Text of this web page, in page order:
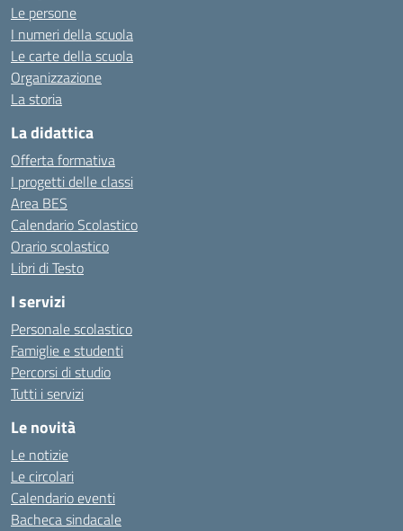
Le persone
I numeri della scuola
Le carte della scuola
Organizzazione
La storia
La didattica
Offerta formativa
I progetti delle classi
Area BES
Calendario Scolastico
Orario scolastico
Libri di Testo
I servizi
Personale scolastico
Famiglie e studenti
Percorsi di studio
Tutti i servizi
Le novità
Le notizie
Le circolari
Calendario eventi
Bacheca sindacale